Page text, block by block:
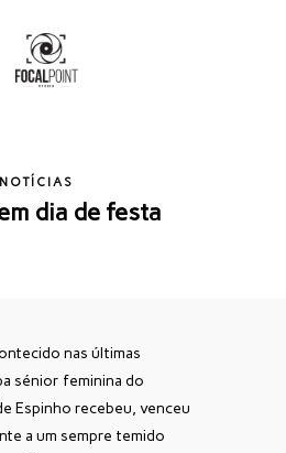
NOTÍCIAS
dia de festa
nas últimas
sénior feminina do
Espinho recebeu, venceu
a um sempre temido